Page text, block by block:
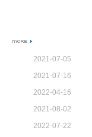
2021-07-05
2021-07-16
2022-04-16
2021-08-02
2022-07-22